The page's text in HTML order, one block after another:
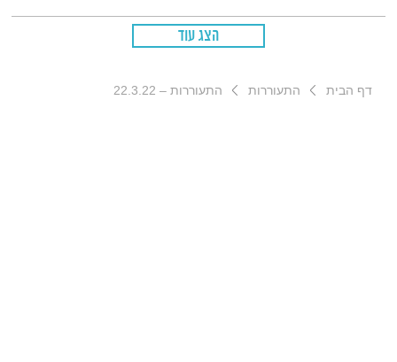
הצג עוד
דף הבית התעוררות התעוררות – 22.3.22